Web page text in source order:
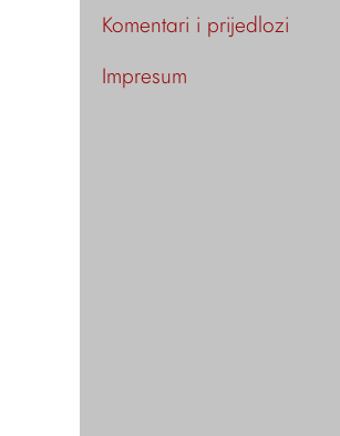
Komentari i prijedlozi
Impresum